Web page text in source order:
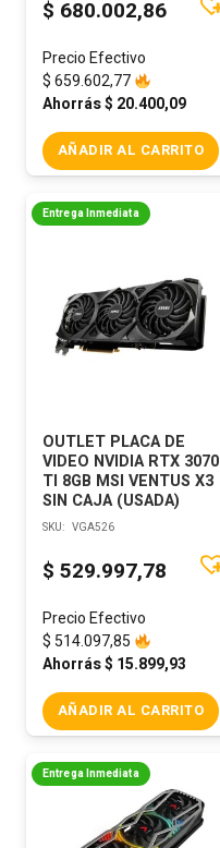
$ 680.002,86
Precio Efectivo
$659.602,77
Ahorrás$ 20.400,09
AÑADIR AL CARRITO
Entrega Inmediata
OUTLET PLACA DE
VIDEO NVIDIA RTX 3070
TI 8GB MSI VENTUS X3
SIN CAJA (USADA)
SKU: VGA526
$ 529.997,78
Precio Efectivo
$ 514.097,85
Ahorrás$ 15.899,93
AÑADIR AL CARRITO
Entrega Inmediata